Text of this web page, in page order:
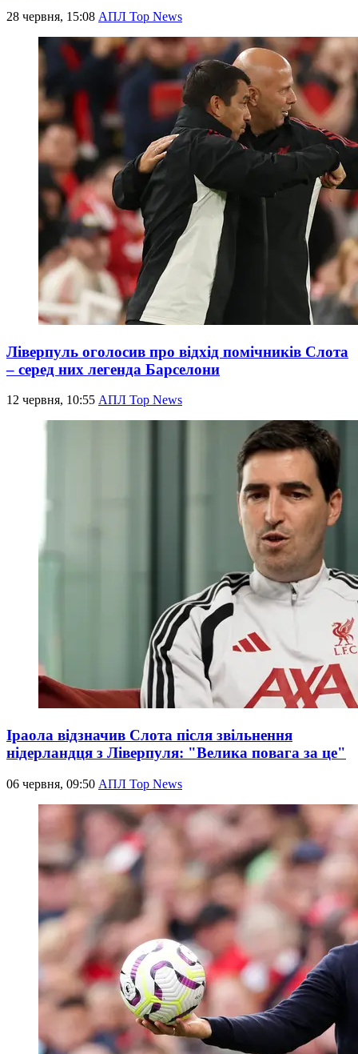
28 червня, 15:08 АПЛ Top News
Ліверпуль оголосив про відхід помічників Слота
– серед них легенда Барселони
12 червня, 10:55 АПЛ Top News
Іраола відзначив Слота після звільнення
нідерландця з Ліверпуля: "Велика повага за це"
06 червня, 09:50 АПЛ Top News